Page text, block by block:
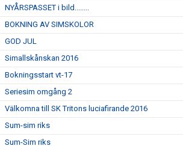
NYÅRSPASSET i bild........
BOKNING AV SIMSKOLOR
GOD JUL
Simallskånskan 2016
Bokningsstart vt-17
Seriesim omgång 2
Välkomna till SK Tritons luciafirande 2016
Sum-sim riks
Sum-Sim riks